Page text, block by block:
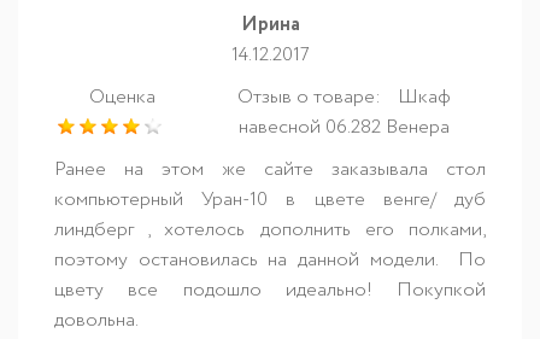
Ирина
14.12.2017
Оценка
Отзыв о товаре:
Шкаф
навесной 06.282 Венера
Ранее на этом же сайте заказывала стол
компьютерный Уран-10 в цвете венге/ дуб
линдберг , хотелось дополнить его полками,
поэтому остановилась на данной модели. По
цвету все подошло идеально! Покупкой
довольна.